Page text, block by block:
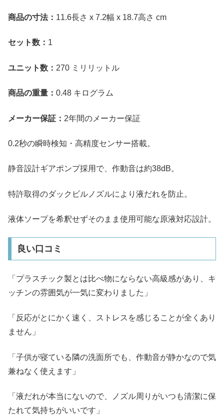
商品の寸法： 11.6長さ x 7.2幅 x 18.7高さ cm
セット数： 1
ユニット数： 270 ミリリットル
商品の重量： 0.48 キログラム
メーカー保証： 2年間のメーカー保証
0.2秒の瞬時検知・高精度センサー搭載。
静音設計ギアポンプ採用で、作動音は約38dB。
特許取得のダックビルノズルにより液だれを防止。
液体ソープを希釈せずそのまま使用可能な原液対応設計。
良い口コミ
「プラスチック製とは比べ物にならない高級感があり、キ
ッチンの雰囲気が一気に変わりました」
「反応がとにかく速く、ストレスを感じることが全くあり
ません」
「子供が寝ている隣の洗面所でも、作動音が静かなので気
兼ねなく使えます」
「液だれが本当にないので、ノズル周りがいつも清潔に保
たれて気持ちがいいです」